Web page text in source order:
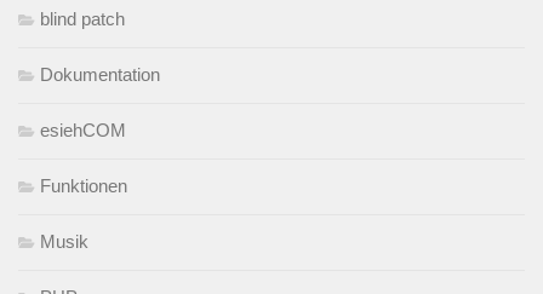
blind patch
Dokumentation
esiehCOM
Funktionen
Musik